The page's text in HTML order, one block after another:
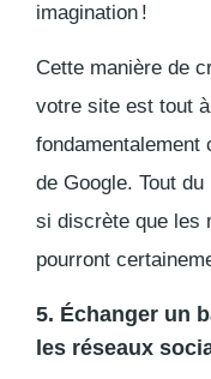
imagination !
Cette manière de
votre site est tout
fondamentalement
de Google. Tout
si discrète que les
pourront
5. Échanger un
les réseaux